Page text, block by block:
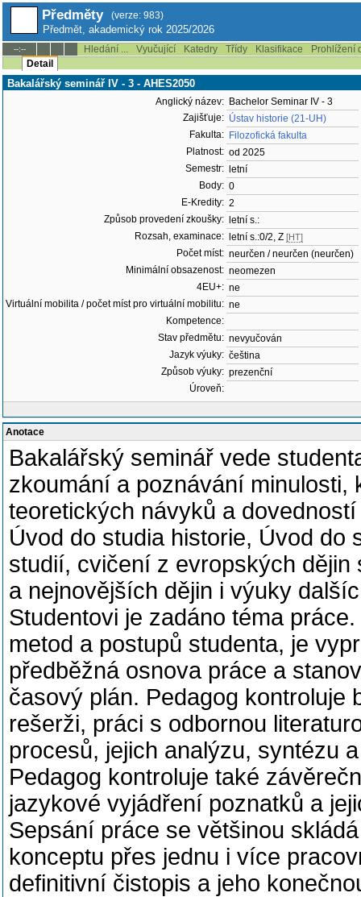
Předměty (verze: 983)
Předmět, akademický rok 2025/2026
--:-- Hledání ... Vyučující Katedry Třídy Klasifikace
Prohlížení
Detail
Bakalářský seminář IV - 3 - AHES2050
Anglický název: Bachelor Seminar IV - 3
Zajišťuje: Ústav historie (21-UH)
Fakulta: Filozofická fakulta
Platnost: od 2025
Semestr:
letní
Body: 0
E-Kredity: 2
Způsob provedení zkoušky:
letní s.:
Rozsah, examinace:
letní s.:0/2, Z [HT]
Počet míst: neurčen / neurčen (neurčen)
Minimální obsazenost: neomezen
4EU+: ne
Virtuální mobilita / počet míst pro virtuální mobilitu: ne
Kompetence:
Stav předmětu: nevyučován
Jazyk výuky: čeština
Způsob výuky: prezenční
Úroveň:
Anotace
Bakalářský seminář vede
zkoumání a poznávání minulosti,
teoretických návyků a
Úvod do studia historie, Úvod do
studií, cvičení z evropských
a nejnovějších dějin i výuky
Studentovi je zadáno téma
metod a postupů studenta, je
předběžná osnova práce a
časový plán. Pedagog kontroluje
rešerži, práci s odbornou
procesů, jejich analýzu, syntézu
Pedagog kontroluje také
jazykové vyjádření poznatků a
Sepsání práce se většinou
konceptu přes jednu i více
definitivní čistopis a jeho